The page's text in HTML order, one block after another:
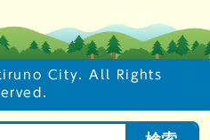
City. All Rights